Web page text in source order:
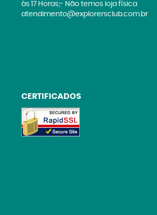
às 17 Horas;- Não temos loja física
atendimento@explorersclub.com.br
CERTIFICADOS